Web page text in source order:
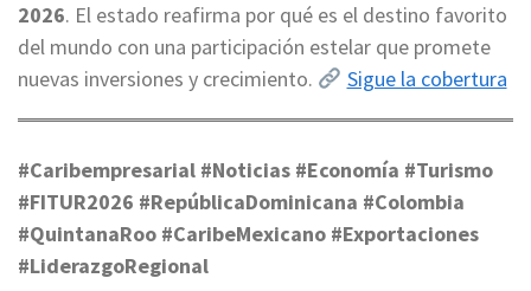
2026. El estado reafirma por qué es el destino favorito
del mundo con una participación estelar que promete
nuevas inversiones y crecimiento.
Sigue la cobertura
#Caribempresarial #Noticias #Economía #Turismo
#FITUR2026 #RepúblicaDominicana #Colombia
#QuintanaRoo #CaribeMexicano #Exportaciones
#LiderazgoRegional